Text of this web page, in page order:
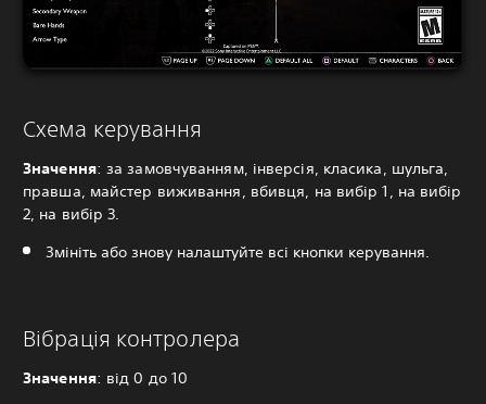
Схема керування
Значення: за замовчуванням, інверсія, класика, шульга,
правша, майстер виживання, вбивця, на вибір 1, на вибір
2, на вибір 3.
Змініть або знову налаштуйте всі кнопки керування.
Вібрація контролера
Значення: від 0 до 10